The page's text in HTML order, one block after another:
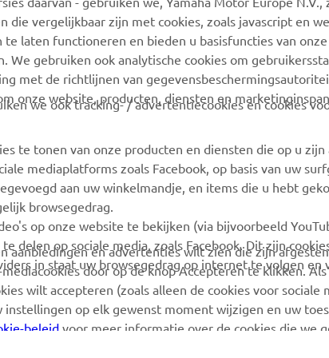
YAMAHA
Music
Motor Global
apps
ONDERSTEUNING
Webshop-ondersteuning
Onderdelencatalogus
onderhoudsbeurt
Zoek een Yamaha-dealer
Afvalbatterijen
vergelijkbaar zijn met cookies, zoals javascript en
laten functioneren en bieden u basisfuncties van onze
gebruiken ook analytische cookies om
met de richtlijnen van
onze website, producten, diensten en
we ook tracking- / advertentiecookies en cookies
te tonen van onze producten en diensten die op u
mediaplatforms zoals Facebook, op basis van uw
aan uw winkelmandje, en items die u hebt
browsegedrag.
op onze website te bekijken (via bijvoorbeeld
delen op sociale media, zoals Facebook. Dit zijn
in staat uw browsegedrag op internet te volgen en
en advertenties wilt zien die zijn
door op de knop Accepteren te klikken. Als
wilt accepteren (zoals alleen de cookies voor sociale
instellingen op elk gewenst moment wijzigen en uw
beleid voor meer informatie over de cookies die we